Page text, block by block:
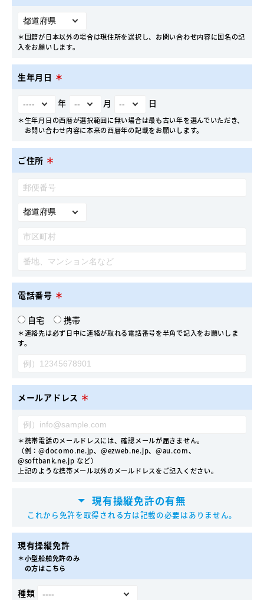
＊国籍が日本以外の場合は現住所を選択し、お問い合わせ内容に国名の記
入をお願いします。
生年月日 ＊
年 月 日
＊生年月日の西暦が選択範囲に無い場合は最も古い年を選んでいただき、
お問い合わせ内容に本来の西暦年の記載をお願いします。
ご住所 ＊
電話番号 ＊
自宅 携帯
＊連絡先は必ず日中に連絡が取れる電話番号を半角で記入をお願いしま
す。
メールアドレス ＊
＊携帯電話のメールドレスには、確認メールが届きません。
（例：@docomo.ne.jp、@ezweb.ne.jp、@au.com、
@softbank.ne.jp など）
上記のような携帯メール以外のメールドレスをご記入ください。
現有操縦免許の有無
これから免許を取得される方は記載の必要はありません。
現有操縦免許
＊小型船舶免許のみ
の方はこちら
種類